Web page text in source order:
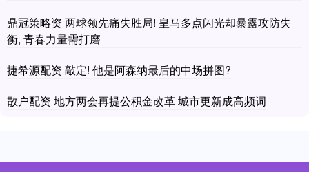
鼎冠策略资 两球领先痛失胜局! 皇马多点闪光却暴露攻防失
衡, 青春力量需打磨
捷希源配资 敲定! 他是阿森纳最后的中场拼图?
散户配资 地方两会再提公积金改革 城市更新成高频词